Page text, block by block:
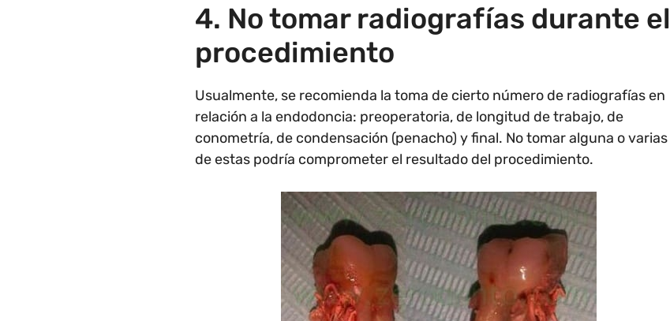
4. No tomar radiografías durante el
procedimiento
Usualmente, se recomienda la toma de cierto número de radiografías en
relación a la endodoncia: preoperatoria, de longitud de trabajo, de
conometría, de condensación (penacho) y final. No tomar alguna o varias
de estas podría comprometer el resultado del procedimiento.